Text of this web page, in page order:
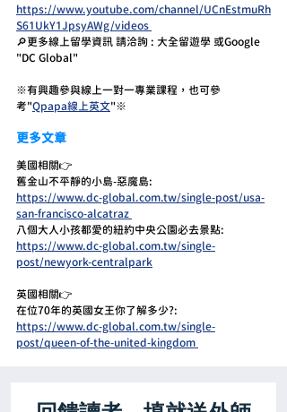
https://www.youtube.com/channel/UCnEstmuRh
S61UkY1JpsyAWg/videos
🔎更多線上留學資訊 請洽詢 : 大全留遊學 或Google
"DC Global"
※有興趣參與線上一對一專業課程，也可參
考"Qpapa線上英文"※
更多文章
美國相關👉
舊金山不平靜的小島-惡魔島:
https://www.dc-global.com.tw/single-post/usa-
san-francisco-alcatraz
八個大人小孩都愛的紐約中央公園必去景點:
https://www.dc-global.com.tw/single-
post/newyork-centralpark
英國相關👉
在位70年的英國女王你了解多少?:
https://www.dc-global.com.tw/single-
post/queen-of-the-united-kingdom